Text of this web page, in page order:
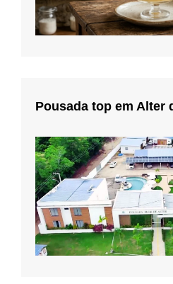
Pousada top em Alter